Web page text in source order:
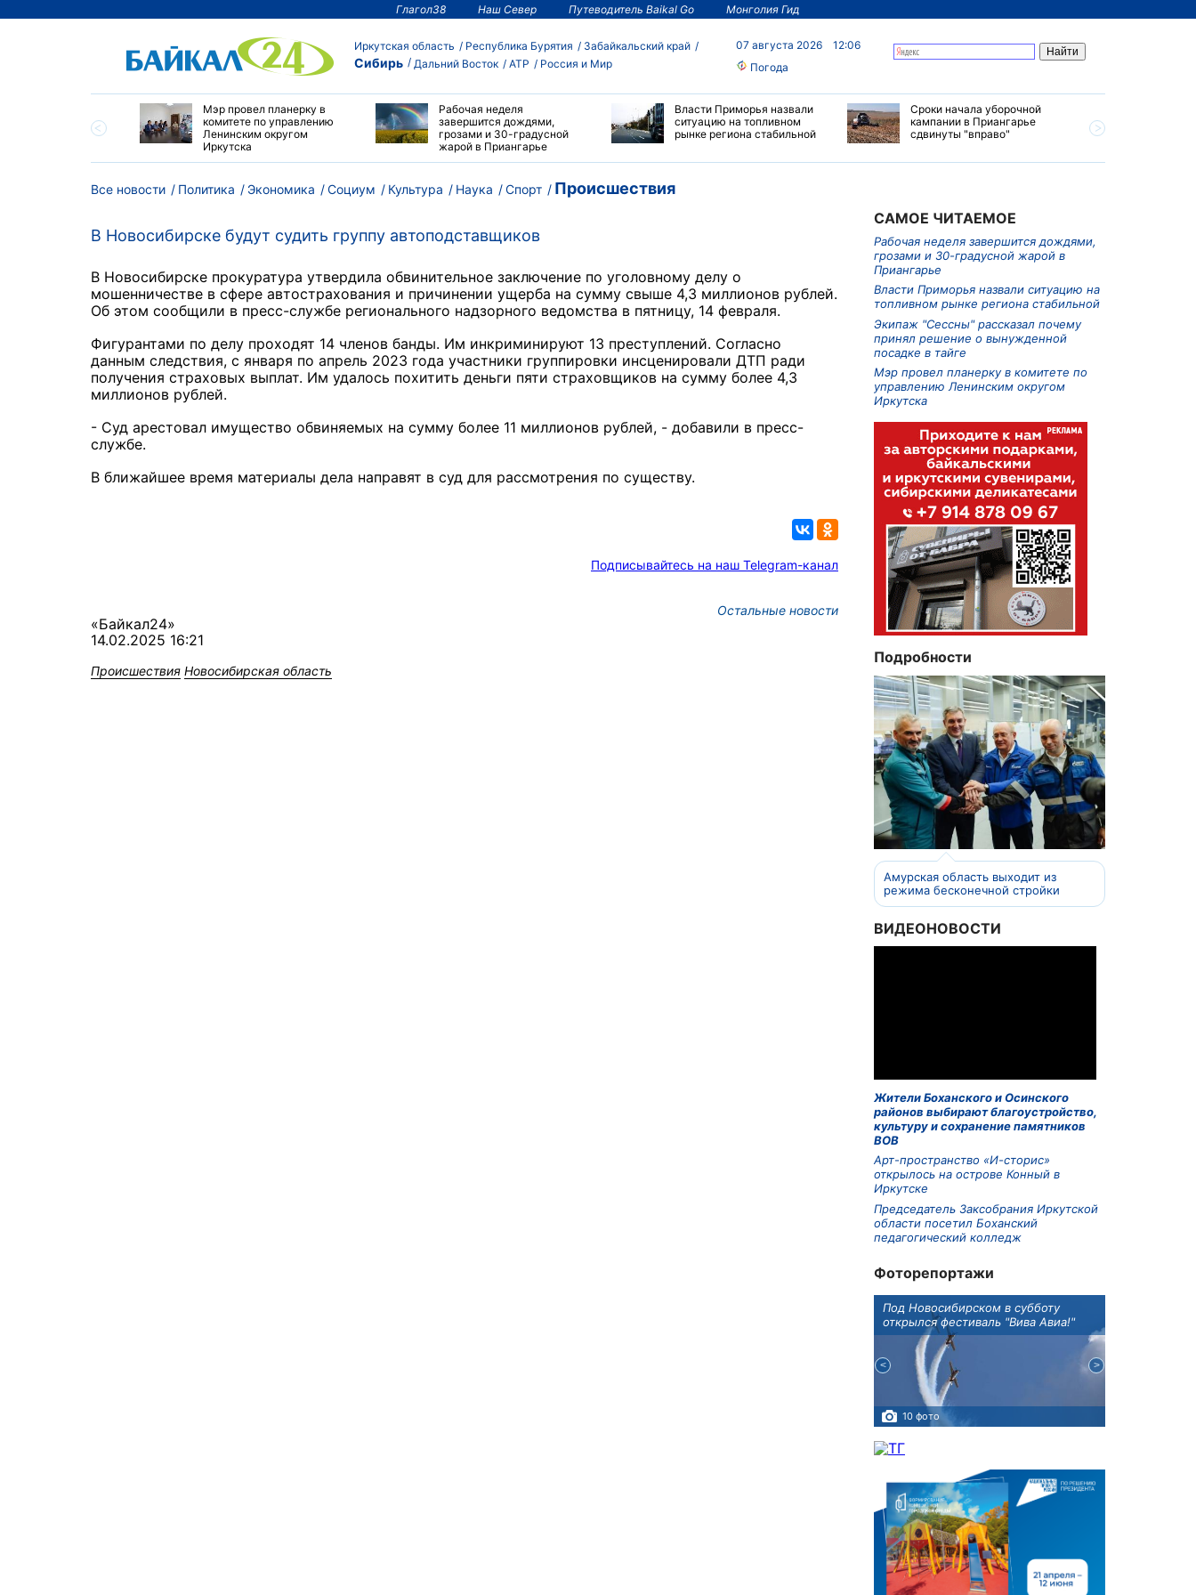
Глагол38 Наш Север Путеводитель Baikal Go Монголия Гид
Иркутская область Республика Бурятия Забайкальский край
Сибирь Дальний Восток АТР Россия и Мир
07 августа 2026
12:06
Погода
сделать
Мэр провел планерку в
комитете по управлению
Ленинским округом
Иркутска
Рабочая неделя
завершится дождями,
грозами и 30-градусной
жарой в Приангарье
Власти Приморья назвали
ситуацию на топливном
рынке региона стабильной
Сроки начала уборочной
кампании в Приангарье
сдвинуты "вправо"
Все новости Политика Экономика Социум Культура Наука Спорт Происшествия
В Новосибирске будут судить группу автоподставщиков
В Новосибирске прокуратура утвердила обвинительное заключение по уголовному делу о
мошенничестве в сфере автострахования и причинении ущерба на сумму свыше 4,3 миллионов рублей.
Об этом сообщили в пресс-службе регионального надзорного ведомства в пятницу, 14 февраля.
Фигурантами по делу проходят 14 членов банды. Им инкриминируют 13 преступлений. Согласно
данным следствия, с января по апрель 2023 года участники группировки инсценировали ДТП ради
получения страховых выплат. Им удалось похитить деньги пяти страховщиков на сумму более 4,3
миллионов рублей.
- Суд арестовал имущество обвиняемых на сумму более 11 миллионов рублей, - добавили в пресс-
службе.
В ближайшее время материалы дела направят в суд для рассмотрения по существу.
Подписывайтесь на наш Telegram-канал
Остальные новости
«Байкал24»
14.02.2025 16:21
Происшествия Новосибирская область
САМОЕ ЧИТАЕМОЕ
Рабочая неделя завершится дождями,
грозами и 30-градусной жарой в
Приангарье
Власти Приморья назвали ситуацию на
топливном рынке региона стабильной
Экипаж "Сессны" рассказал почему
принял решение о вынужденной
посадке в тайге
Мэр провел планерку в комитете по
управлению Ленинским округом
Иркутска
Подробности
Амурская область выходит из
режима бесконечной стройки
ВИДЕОНОВОСТИ
Жители Боханского и Осинского
районов выбирают благоустройство,
культуру и сохранение памятников
ВОВ
Арт-пространство «И-сторис»
открылось на острове Конный в
Иркутске
Председатель Заксобрания Иркутской
области посетил Боханский
педагогический колледж
Фоторепортажи
Под Новосибирском в субботу
открылся фестиваль "Вива Авиа!"
10 фото